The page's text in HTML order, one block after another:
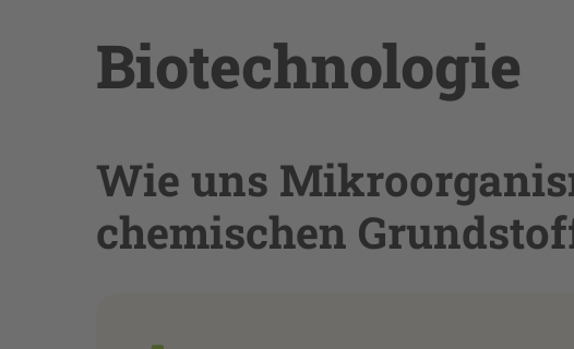
Biotechnologie
Wie uns
chemischen